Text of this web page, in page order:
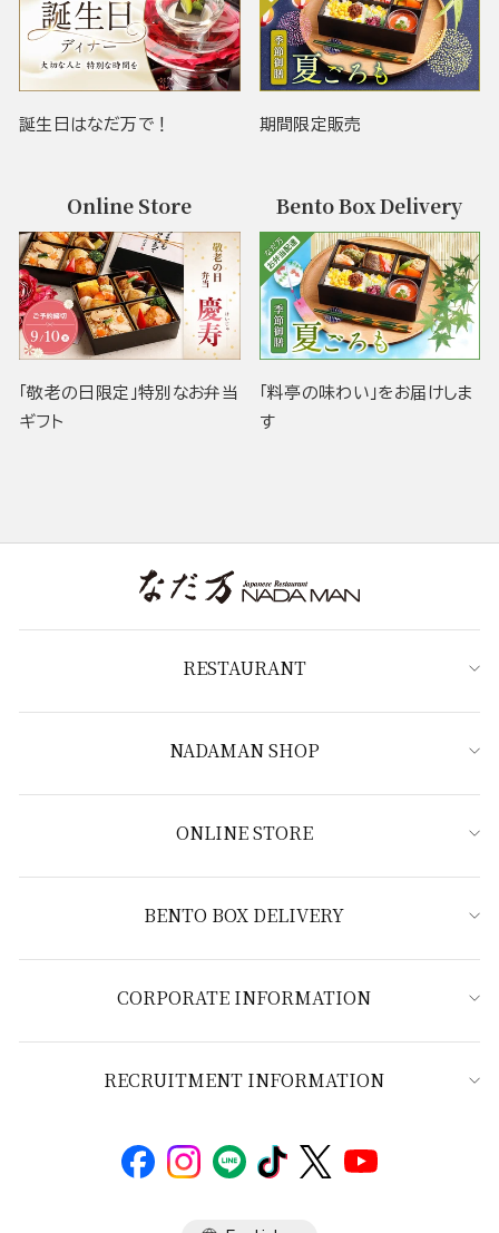
誕生日はなだ万で！ 期間限定販売
Online Store
「敬老の日限定」特別なお弁当
ギフト
Bento Box Delivery
「料亭の味わい」をお届けしま
す
RESTAURANT
NADAMAN SHOP
ONLINE STORE
BENTO BOX DELIVERY
CORPORATE INFORMATION
RECRUITMENT INFORMATION